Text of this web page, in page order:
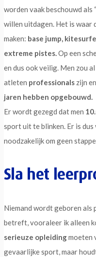
worden vaak beschouwd als
willen uitdagen. Het is waar
maken: base jump,
extreme pistes.Op een
en dus ook veilig. Men zou
atleten professionals zijn
jaren hebben opgebouwd.
Er wordt gezegd dat men
sport uit te blinken. Er is
noodzakelijk om geen
Sla het
Niemand wordt geboren
betreft, vooraleer ik alleen
serieuze opleidingmoeten
gevaarlijke sport, maar